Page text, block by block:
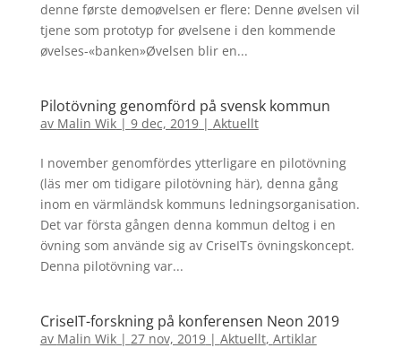
denne første demoøvelsen er flere: Denne øvelsen vil
tjene som prototyp for øvelsene i den kommende
øvelses-«banken»Øvelsen blir en...
Pilotövning genomförd på svensk kommun
av Malin Wik| 9 dec, 2019| Aktuellt
I november genomfördes ytterligare en pilotövning
(läs mer om tidigare pilotövning här), denna gång
inom en värmländsk kommuns ledningsorganisation.
Det var första gången denna kommun deltog i en
övning som använde sig av CriseITs övningskoncept.
Denna pilotövning var...
CriseIT-forskning på konferensen Neon 2019
av Malin Wik| 27 nov, 2019| Aktuellt, Artiklar